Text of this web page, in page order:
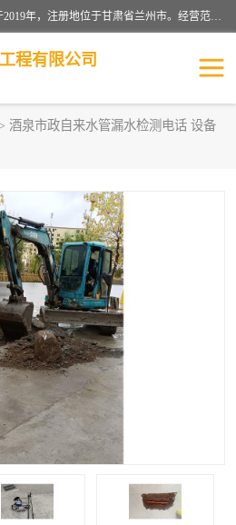
甘肃科探管道工程有限公司成立于2019年，注册地位于甘肃省兰州市。经营范围包括管道安装、清洗、疏通、维修、检测，防水工程，工程钻孔，化粪池清理，暖气安装，给排水管道安装维修，室内外管道如消防、供水、供热管道漏水检测定位，室内外防水堵漏等。
程有限公司
> 酒泉市政自来水管漏水检测电话 设备
消防管道漏水
排水管道漏水
管道疏通